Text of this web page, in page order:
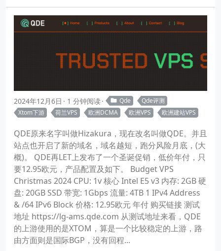
2024年12月6日 1 分钟阅读 Qde
Qde评测
Xtom下游
荷兰VPS 欧洲DCMA 欧洲VPS 欧洲建站VPS
QDE原来名字叫做Hizakura，现在改名叫做QDE。并且
站点也开启了新的域名，域名越短，跑分风险月底，(大
概)。 QDE再LET上发布了一个圣诞促销，低价年付，只
要12.95欧元，产品配置及如下。 Budget VPS
Christmas 2024 CPU: 1v 核心 Intel E5 v3 内存: 2GB 硬
盘: 20GB SSD 带宽: 1Gbps 流量: 4TB 1 IPv4 Address
& /64 IPv6 Block 价格: 12.95欧元 年付 购买链接 测试
地址 https://lg-ams.qde.com 从测试地址来看，QDE
的上游使用的是XTOM，算是一个比较稳定的上游，路
由方面则是国际BGP，没有回程...